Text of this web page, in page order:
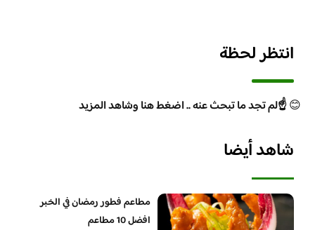
انتظر لحظة
😊☝️لم تجد ما تبحث عنه .. اضغط هنا وشاهد المزيد
شاهد أيضا
مطاعم فطور رمضان في الخبر
افضل 10 مطاعم